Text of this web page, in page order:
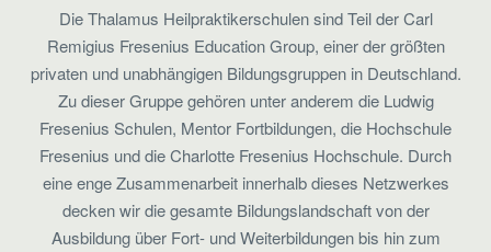
Die Thalamus Heilpraktikerschulen sind Teil der Carl
Remigius Fresenius Education Group, einer der größten
privaten und unabhängigen Bildungsgruppen in Deutschland.
Zu dieser Gruppe gehören unter anderem die Ludwig
Fresenius Schulen, Mentor Fortbildungen, die Hochschule
Fresenius und die Charlotte Fresenius Hochschule. Durch
eine enge Zusammenarbeit innerhalb dieses Netzwerkes
decken wir die gesamte Bildungslandschaft von der
Ausbildung über Fort- und Weiterbildungen bis hin zum